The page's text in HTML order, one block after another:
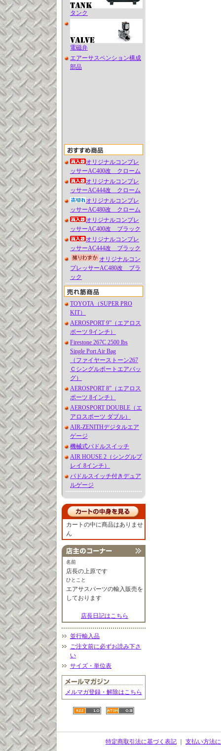
タンク
電磁弁
エアーサスペンション構成
部品
オリジナルコンプレ
ッサーAC400改 クローム
オリジナルコンプレ
ッサーAC444改 クローム
オリジナルコンプレ
ッサーAC480改 クローム
オリジナルコンプレ
ッサーAC400改 ブラック
オリジナルコンプレ
ッサーAC444改 ブラック
オリジナルコン
プレッサーAC480改 ブラ
ック
TOYOTA（SUPER PRO
KIT）
AEROSPORT 9”（エアロス
ポーツ 9インチ）
Firestone 267C 2500 lbs
Single Port Air Bag
（ファイヤーストーン267
Ｃシングルポートエアバッ
グ）
AEROSPORT 8”（エアロス
ポーツ 8インチ）
AEROSPORT DOUBLE（エ
アロスポーツ ダブル）
AIR-ZENITHデジタルエア
ゲージ
機械式パドルスイッチ
AIR HOUSE 2（シングルプ
レイ 8インチ）
パドルスイッチ付きデュア
ルゲージ
カートの中に商品はありませ
ん
名前
店長の上原です
ひとこと
エアサスパーツの輸入販売を
しております
店長日記はこちら
並行輸入品
ご注文前に必ずお読み下さ
い
サイズ・単位表
メルマガ登録・解除はこちら
特定商取引法に基づく表記 支払い方法